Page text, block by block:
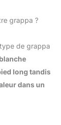
grappa ?
de grappa
long tandis
dans un